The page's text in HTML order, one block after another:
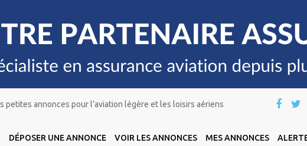
petites annonces pour l’aviation légère et les loisirs aériens
DÉPOSER UNE ANNONCE VOIR LES ANNONCES MES ANNONCES